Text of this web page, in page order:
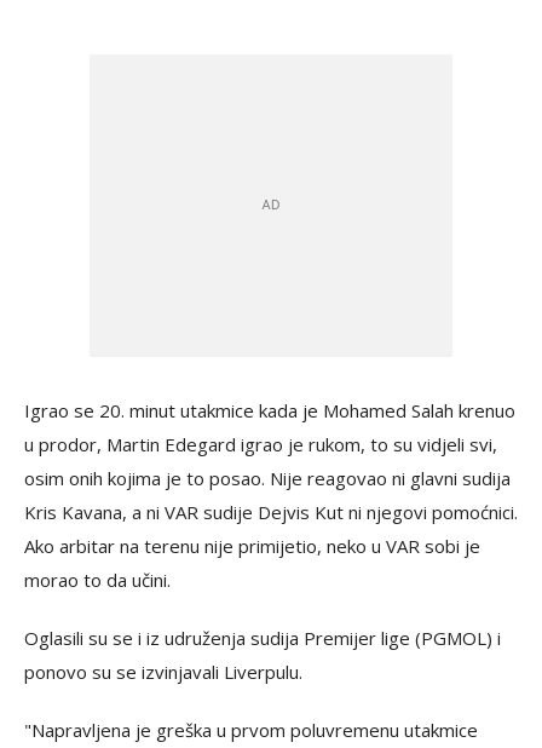
Igrao se 20. minut utakmice kada je Mohamed Salah krenuo
u prodor, Martin Edegard igrao je rukom, to su vidjeli svi,
osim onih kojima je to posao. Nije reagovao ni glavni sudija
Kris Kavana, a ni VAR sudije Dejvis Kut ni njegovi pomoćnici.
Ako arbitar na terenu nije primijetio, neko u VAR sobi je
morao to da učini.
Oglasili su se i iz udruženja sudija Premijer lige (PGMOL) i
ponovo su se izvinjavali Liverpulu.
"Napravljena je greška u prvom poluvremenu utakmice